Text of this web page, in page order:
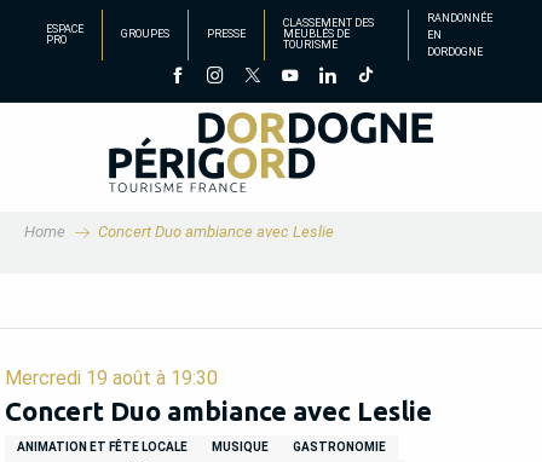
principal
ESPACE
PRO
GROUPES PRESSE
CLASSEMENT DES
MEUBLÉS DE
TOURISME
RANDONNÉE
EN
DORDOGNE
Home Concert Duo ambiance avec Leslie
Mercredi 19 août à 19:30
Concert Duo ambiance avec Leslie
ANIMATION ET FÊTE LOCALE MUSIQUE
GASTRONOMIE